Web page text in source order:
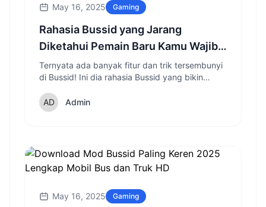
May 16, 2025 Gaming
Rahasia Bussid yang Jarang
Diketahui Pemain Baru Kamu Wajib
Coba!
Ternyata ada banyak fitur dan trik tersembunyi
di Bussid! Ini dia rahasia Bussid yang bikin
Admin
May 16, 2025 Gaming